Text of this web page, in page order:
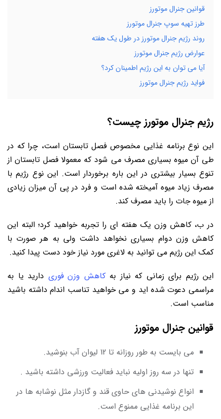
قوانین جنرال موتورز
طرز تهیه سوپ جنرال موتورز
روند رژیم جنرال موتورز در طول یک هفته
عوارض رژیم جنرال موتورز
آیا می توان به این رژیم اطمینان کرد؟
فواید رژیم جنرال موتورز
رژیم جنرال موتورز چیست؟
این نوع برنامه غذایی مخصوص فصل تابستان است، چرا که در
طی آن میوه بسیاری مصرف می شود که معمولا فصل تابستان از
تنوع بسیار بیشتری در این باره برخوردار است. این نوع رژیم با
مصرف زیاد میوه آمیخته شده است و فرد در پی آن میزان زیادی
از میوه جات را باید مصرف کند.
در ب، کاهش وزن یک هفته ای را تجربه خواهید کرد؛ البته این
کاهش وزن دوام بسیاری نخواهد داشت ولی به هر صورت با
کمک این رژیم می توانید به لاغری مورد نیاز خود دست پیدا کنید.
این رژیم برای زمانی که نیاز بهکاهش وزن فوری دارید یا به
مراسمی دعوت شده اید و می خواهید تناسب اندام داشته باشید
مناسب است.
قوانین جنرال موتورز
می بایست به طور روزانه تا 12 لیوان آب بنوشید.
تنها در سه روز اولیه نباید فعالیت ورزشی داشته باشید .
انواع نوشیدنی های حاوی قند و گازدار مثل نوشابه ها در
این برنامه غذایی ممنوع است.